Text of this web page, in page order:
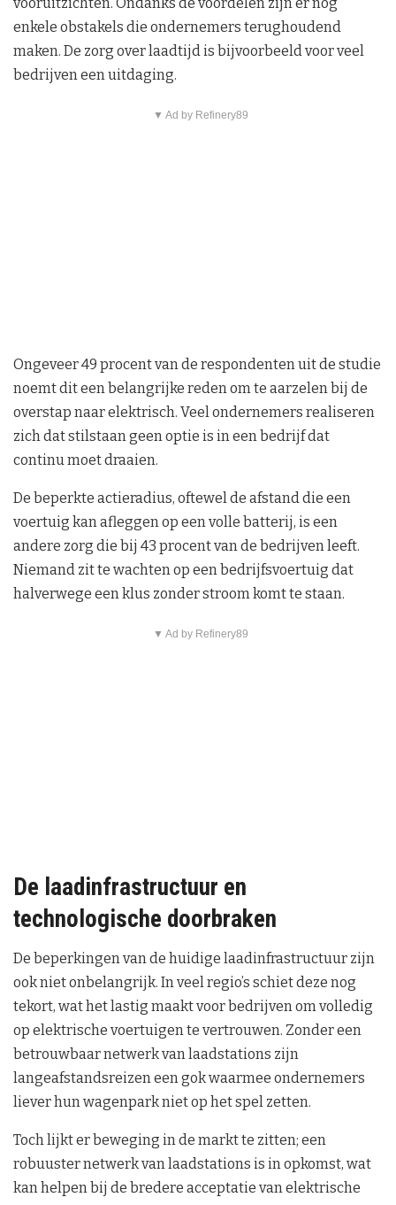
enkele obstakels die ondernemers terughoudend
maken. De zorg over laadtijd is bijvoorbeeld voor veel
bedrijven een uitdaging.
▼ Ad by Refinery89
Ongeveer 49 procent van de respondenten uit de studie
noemt dit een belangrijke reden om te aarzelen bij de
overstap naar elektrisch. Veel ondernemers realiseren
zich dat stilstaan geen optie is in een bedrijf dat
continu moet draaien.
De beperkte actieradius, oftewel de afstand die een
voertuig kan afleggen op een volle batterij, is een
andere zorg die bij 43 procent van de bedrijven leeft.
Niemand zit te wachten op een bedrijfsvoertuig dat
halverwege een klus zonder stroom komt te staan.
▼ Ad by Refinery89
De laadinfrastructuur en
technologische doorbraken
De beperkingen van de huidige laadinfrastructuur zijn
ook niet onbelangrijk. In veel regio’s schiet deze nog
tekort, wat het lastig maakt voor bedrijven om volledig
op elektrische voertuigen te vertrouwen. Zonder een
betrouwbaar netwerk van laadstations zijn
langeafstandsreizen een gok waarmee ondernemers
liever hun wagenpark niet op het spel zetten.
Toch lijkt er beweging in de markt te zitten; een
robuuster netwerk van laadstations is in opkomst, wat
kan helpen bij de bredere acceptatie van elektrische